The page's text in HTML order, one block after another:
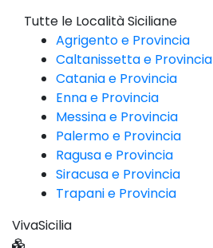
Tutte le Località Siciliane
Agrigento e Provincia
Caltanissetta e Provincia
Catania e Provincia
Enna e Provincia
Messina e Provincia
Palermo e Provincia
Ragusa e Provincia
Siracusa e Provincia
Trapani e Provincia
VivaSicilia